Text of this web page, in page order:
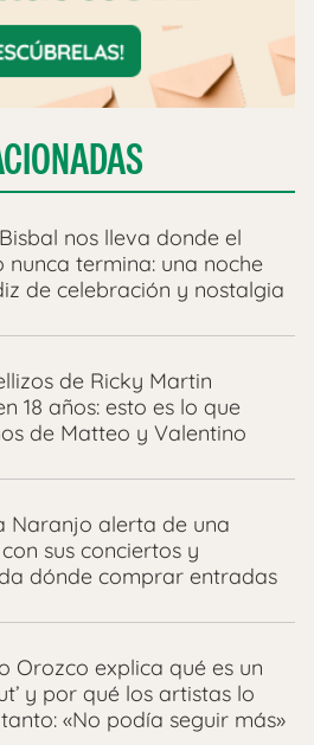
nos lleva donde el
nunca termina: una noche
de celebración y nostalgia
de Ricky Martin
18 años: esto es lo que
de Matteo y Valentino
Naranjo alerta de una
sus conciertos y
dónde comprar entradas
Orozco explica qué es un
y por qué los artistas lo
«No podía seguir más»